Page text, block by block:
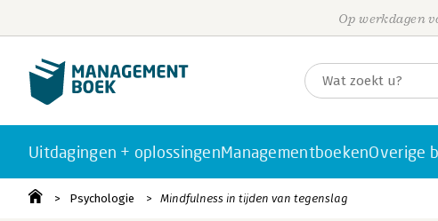
Op werkdagen
Uitdagingen + oplossingenManagementboekenOverige
Psychologie Mindfulness in tijden van tegenslag